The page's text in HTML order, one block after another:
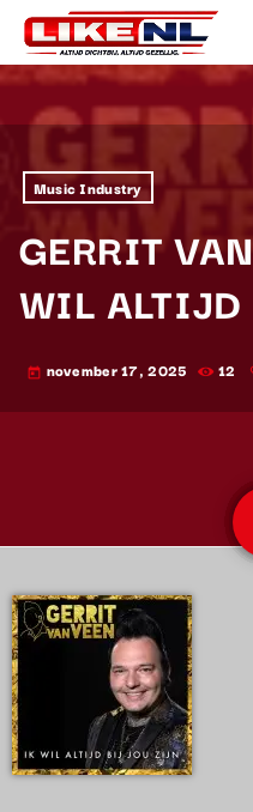
Music Industry
GERRIT
WIL
today november 17, 2025 12